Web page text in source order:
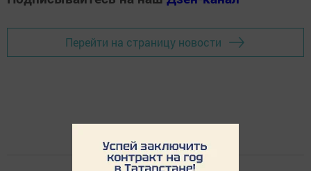
Перейти на страницу новости